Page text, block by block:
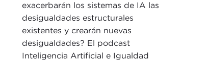
exacerbarán los sistemas de IA las
desigualdades estructurales
existentes y crearán nuevas
desigualdades? El podcast
Inteligencia Artificial e Igualdad